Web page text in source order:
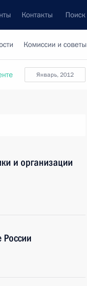
Контакты Поиск
Комиссии и советы
Январь, 2012
и организации
России